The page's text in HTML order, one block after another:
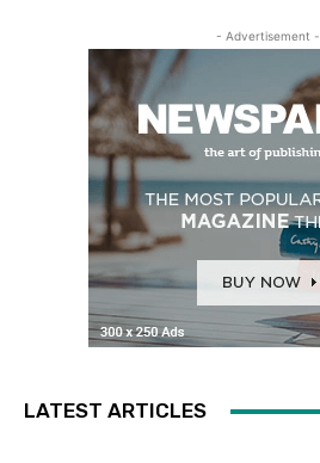
- Advertisement -
LATEST ARTICLES